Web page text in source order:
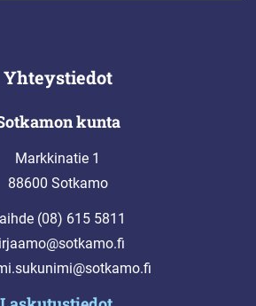
Yhteystiedot
kunta
Markkinatie 1
88600 Sotkamo
(08) 615 5811